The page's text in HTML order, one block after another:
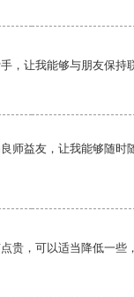
，让我能够与朋友保持
师益友，让我能够随时
贵，可以适当降低一些